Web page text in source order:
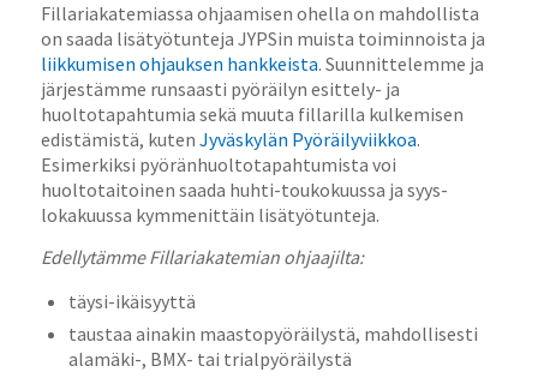
Fillariakatemiassa ohjaamisen ohella on mahdollista
on saada lisätyötunteja JYPSin muista toiminnoista ja
liikkumisen ohjauksen hankkeista. Suunnittelemme ja
järjestämme runsaasti pyöräilyn esittely- ja
huoltotapahtumia sekä muuta fillarilla kulkemisen
edistämistä, kuten Jyväskylän Pyöräilyviikkoa.
Esimerkiksi pyöränhuoltotapahtumista voi
huoltotaitoinen saada huhti-toukokuussa ja syys-
lokakuussa kymmenittäin lisätyötunteja.
Edellytämme Fillariakatemian ohjaajilta:
täysi-ikäisyyttä
taustaa ainakin maastopyöräilystä, mahdollisesti
alamäki-, BMX- tai trialpyöräilystä